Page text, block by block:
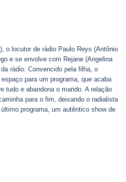
o locutor de rádio Paulo Reys (Antônio
e se envolve com Rejane (Angelina
rádio. Convencido pela filha, o
para um programa, que acaba
tudo e abandona o marido. A relação
para o fim, deixando o radialista
programa, um autêntico show de